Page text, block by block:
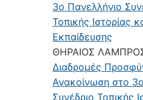
3ο Πανελλήνιο
Τοπικής Ιστορίας
Εκπαίδευσης
ΘΗΡΑΙΟΣ
Διαδρομές
Ανακοίνωση στο
Συνέδριο Τοπικής